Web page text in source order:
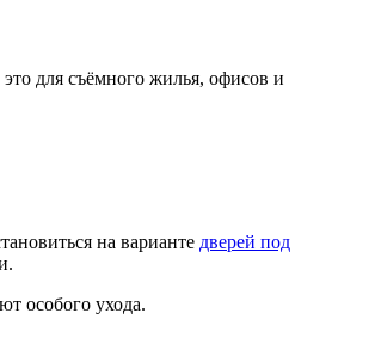
для съёмного жилья, офисов и
на варианте дверей под
особого ухода.